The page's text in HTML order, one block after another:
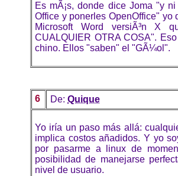
Es mÃ¡s, donde dice Joma "y
Office y ponerles OpenOffice" yo
Microsoft Word versiÃ³n X
CUALQUIER OTRA COSA".
chino. Ellos "saben" el "GÃ¼ol".
6 De: Quique
Yo iría un paso más allá:
implica costos añadidos. Y yo
por pasarme a linux de
posibilidad de manejarse
nivel de usuario.